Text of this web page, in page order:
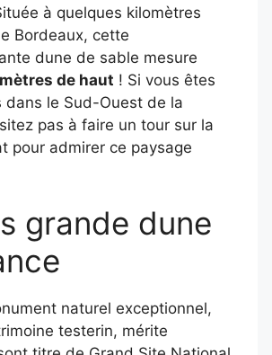
à quelques kilomètres
Bordeaux, cette
dune de sable mesure
de haut ! Si vous êtes
dans le Sud-Ouest de la
pas à faire un tour sur la
pour admirer ce paysage
grande dune
naturel exceptionnel,
testerin, mérite